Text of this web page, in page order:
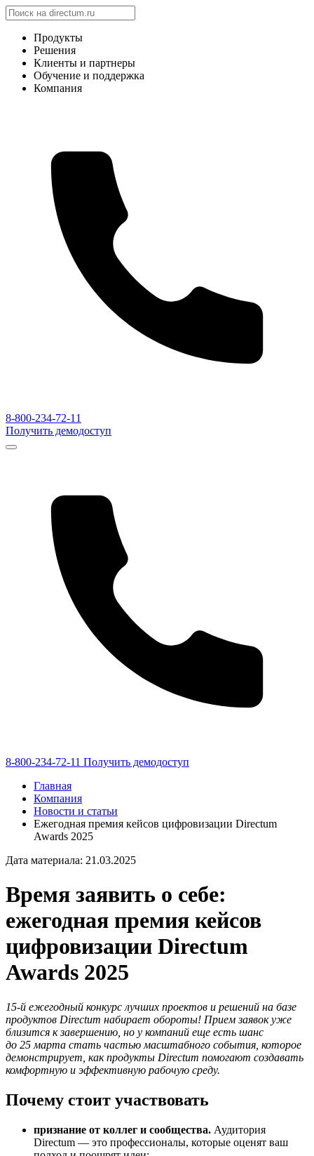
Продукты
Решения
Клиенты и партнеры
Обучение и поддержка
Компания
8-800-234-72-11
Получить демодоступ
8-800-234-72-11 Получить демодоступ
Главная
Компания
Новости и статьи
Ежегодная премия кейсов цифровизации Directum
Awards 2025
Дата материала: 21.03.2025
Время заявить о себе:
ежегодная премия кейсов
цифровизации Directum
Awards 2025
15-й ежегодный конкурс лучших проектов и решений на базе
продуктов Directum набирает обороты! Прием заявок уже
близится к завершению, но у компаний еще есть шанс
до 25 марта стать частью масштабного события, которое
демонстрирует, как продукты Directum помогают создавать
комфортную и эффективную рабочую среду.
Почему стоит участвовать
признание от коллег и сообщества. Аудитория
Directum — это профессионалы, которые оценят ваш